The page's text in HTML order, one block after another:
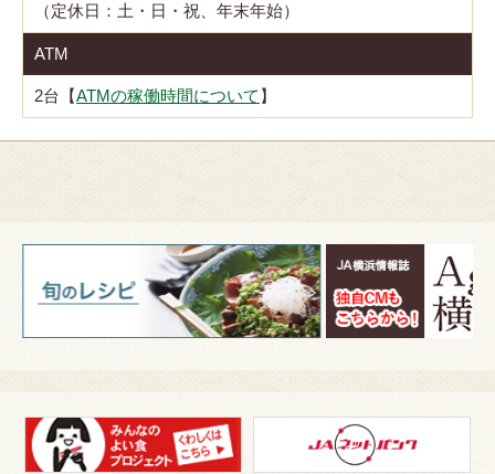
（定休日：土・日・祝、年末年始）
ATM
2台【ATMの稼働時間について 】